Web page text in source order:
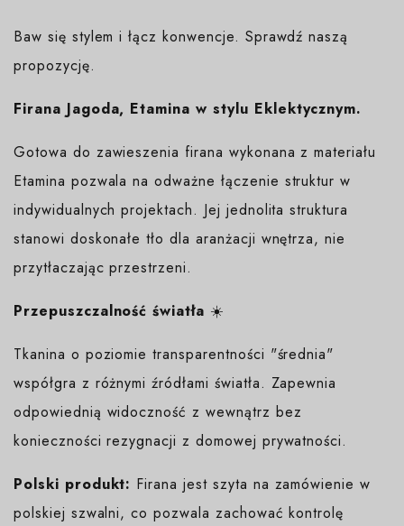
Baw się stylem i łącz konwencje. Sprawdź naszą
propozycję.
Firana Jagoda, Etamina w stylu Eklektycznym.
Gotowa do zawieszenia firana wykonana z materiału
Etamina pozwala na odważne łączenie struktur w
indywidualnych projektach. Jej jednolita struktura
stanowi doskonałe tło dla aranżacji wnętrza, nie
przytłaczając przestrzeni.
Przepuszczalność światła ☀️
Tkanina o poziomie transparentności "średnia"
współgra z różnymi źródłami światła. Zapewnia
odpowiednią widoczność z wewnątrz bez
konieczności rezygnacji z domowej prywatności.
Polski produkt: Firana jest szyta na zamówienie w
polskiej szwalni, co pozwala zachować kontrolę